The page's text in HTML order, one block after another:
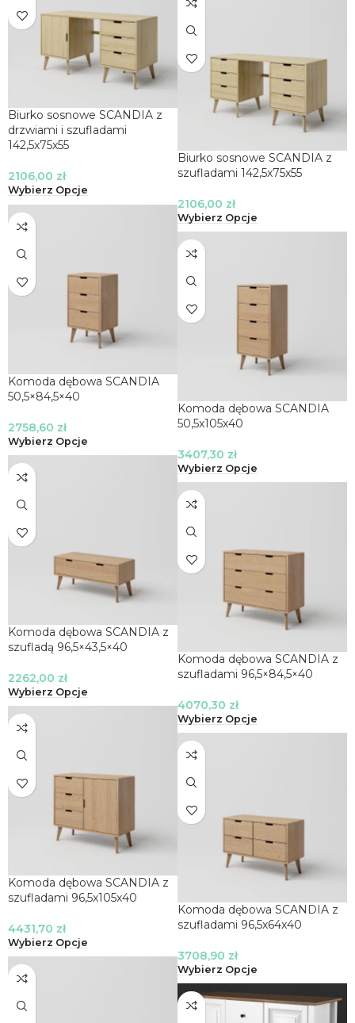
Biurko sosnowe SCANDIA z
drzwiami i szufladami
142,5x75x55
2106,00 zł
Wybierz Opcje
Biurko sosnowe SCANDIA z
szufladami 142,5x75x55
2106,00 zł
Wybierz Opcje
Komoda dębowa SCANDIA
50,5×84,5×40
2758,60 zł
Wybierz Opcje
Komoda dębowa SCANDIA
50,5x105x40
3407,30 zł
Wybierz Opcje
Komoda dębowa SCANDIA z
szufladą 96,5×43,5×40
2262,00 zł
Wybierz Opcje
Komoda dębowa SCANDIA z
szufladami 96,5×84,5×40
4070,30 zł
Wybierz Opcje
Komoda dębowa SCANDIA z
szufladami 96,5x105x40
4431,70 zł
Wybierz Opcje
Komoda dębowa SCANDIA z
szufladami 96,5x64x40
3708,90 zł
Wybierz Opcje